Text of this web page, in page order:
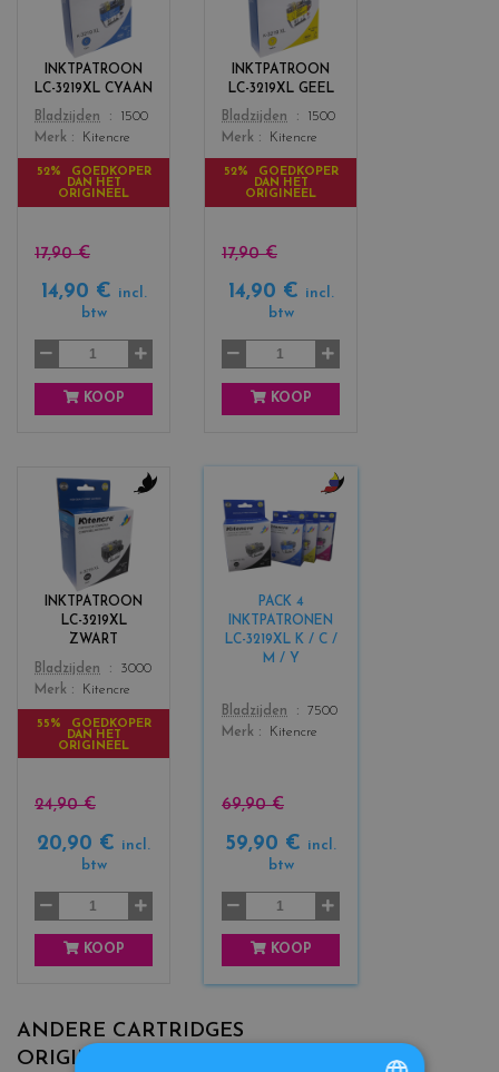
INKTPATROON
LC-3219XL CYAAN
Color
r
s
c
a
Bladzijden
1500
Merk
Kitencre
52% GOEDKOPER
DAN HET
ORIGINEEL
17,90 €
14,90 €
incl.
btw
KOOP
INKTPATROON
LC-3219XL GEEL
Color
r
s
y
l
o
Bladzijden
1500
Merk
Kitencre
52% GOEDKOPER
DAN HET
ORIGINEEL
17,90 €
14,90 €
incl.
btw
KOOP
INKTPATROON
LC-3219XL
ZWART
Color
r
c
Bladzijden
3000
Merk
Kitencre
55% GOEDKOPER
DAN HET
ORIGINEEL
24,90 €
20,90 €
incl.
btw
KOOP
PACK 4
INKTPATRONEN
LC-3219XL K / C /
M / Y
Color
o
l
s
_
Bladzijden
7500
Merk
Kitencre
69,90 €
59,90 €
incl.
btw
KOOP
ANDERE CARTRIDGES
ORIGINELE